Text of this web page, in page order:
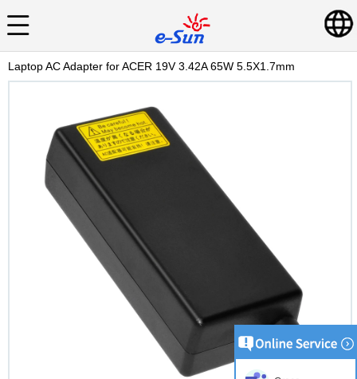
Laptop AC Adapter for ACER 19V 3.42A 65W 5.5X1.7mm